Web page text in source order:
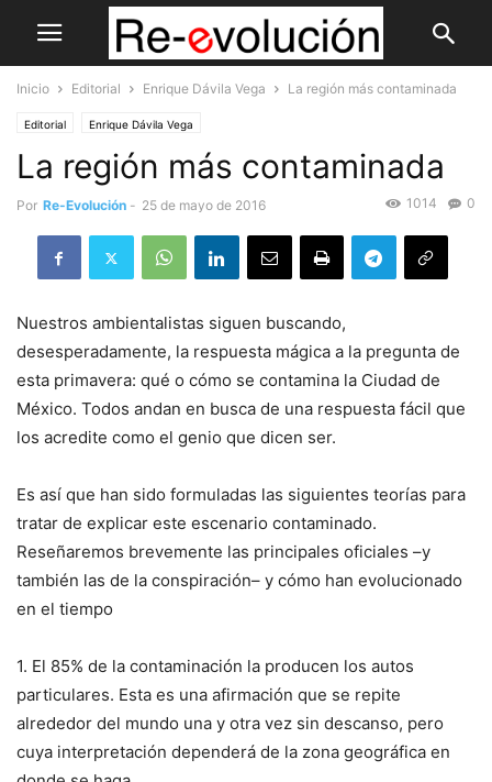
Inicio Editorial Enrique Dávila Vega La región más contaminada
Editorial Enrique Dávila Vega
La región más contaminada
Por Re-Evolución - 25 de mayo de 2016 0
1014
Nuestros ambientalistas siguen buscando,
desesperadamente, la respuesta mágica a la pregunta de
esta primavera: qué o cómo se contamina la Ciudad de
México. Todos andan en busca de una respuesta fácil que
los acredite como el genio que dicen ser.
Es así que han sido formuladas las siguientes teorías para
tratar de explicar este escenario contaminado.
Reseñaremos brevemente las principales oficiales –y
también las de la conspiración– y cómo han evolucionado
en el tiempo
1. El 85% de la contaminación la producen los autos
particulares. Esta es una afirmación que se repite
alrededor del mundo una y otra vez sin descanso, pero
cuya interpretación dependerá de la zona geográfica en